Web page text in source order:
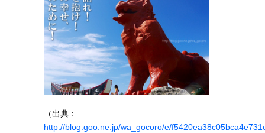
（出典：
http://blog.goo.ne.jp/wa_gocoro/e/